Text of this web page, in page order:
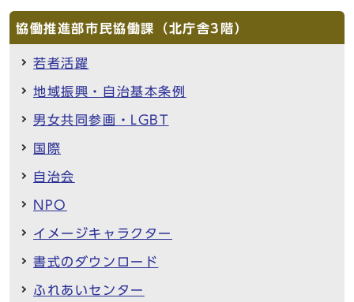
協働推進部市民協働課（北庁舎3階）
若者活躍
地域振興・自治基本条例
男女共同参画・LGBT
国際
自治会
NPO
イメージキャラクター
書式のダウンロード
ふれあいセンター